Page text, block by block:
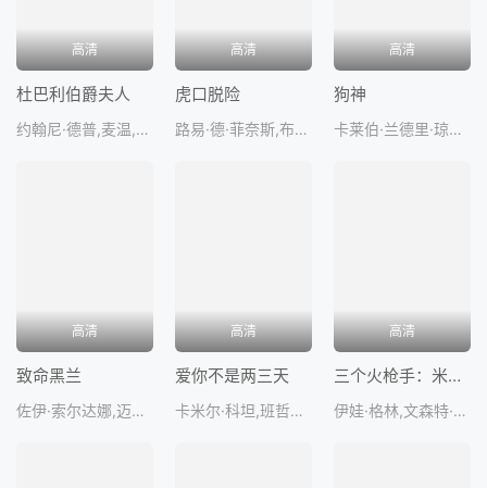
高清
杜巴利伯爵夫人
约翰尼·德普,麦温,梅尔维尔·珀波,皮埃尔·里夏尔,帕斯卡尔·格雷戈
高清
虎口脱险
路易·德·菲奈斯,布尔维尔,克劳迪奥·布鲁克,安德丽·帕里西,科莱特·布罗
高清
狗神
卡莱伯·兰德里·琼斯,克里斯托弗·邓汉,马里莎·贝伦森,克雷蒙斯·施伊克,迈克尔·加尔扎
高清
致命黑兰
佐伊·索尔达娜,迈克尔·瓦尔坦,马克斯·马蒂尼,詹迪·莫拉,连尼·詹姆
高清
爱你不是两三天
卡米尔·科坦,班哲明·比欧雷
高清
三个火枪手：米莱迪
伊娃·格林,文森特·卡塞尔,薇姬·克里普斯,路易·加瑞尔,琳娜·库德里